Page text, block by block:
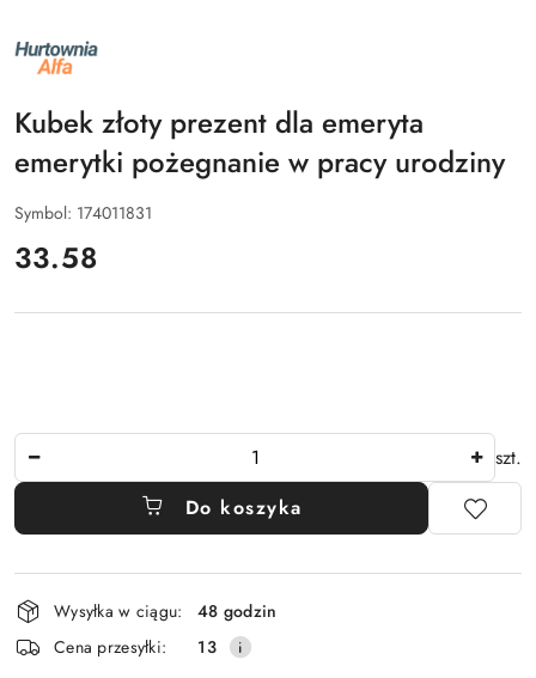
NAZWA
PRODUCENTA:
ALFA
Kubek złoty prezent dla emeryta
emerytki pożegnanie w pracy urodziny
Symbol: 174011831
cena:
33.58
szt.
Do koszyka
Dostępność
i
dostawa
Wysyłka w ciągu:
48 godzin
Cena przesyłki:
13